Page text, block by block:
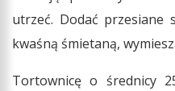
utrzeć. Dodać przesiane
kwaśną śmietaną,
Tortownicę o średnicy